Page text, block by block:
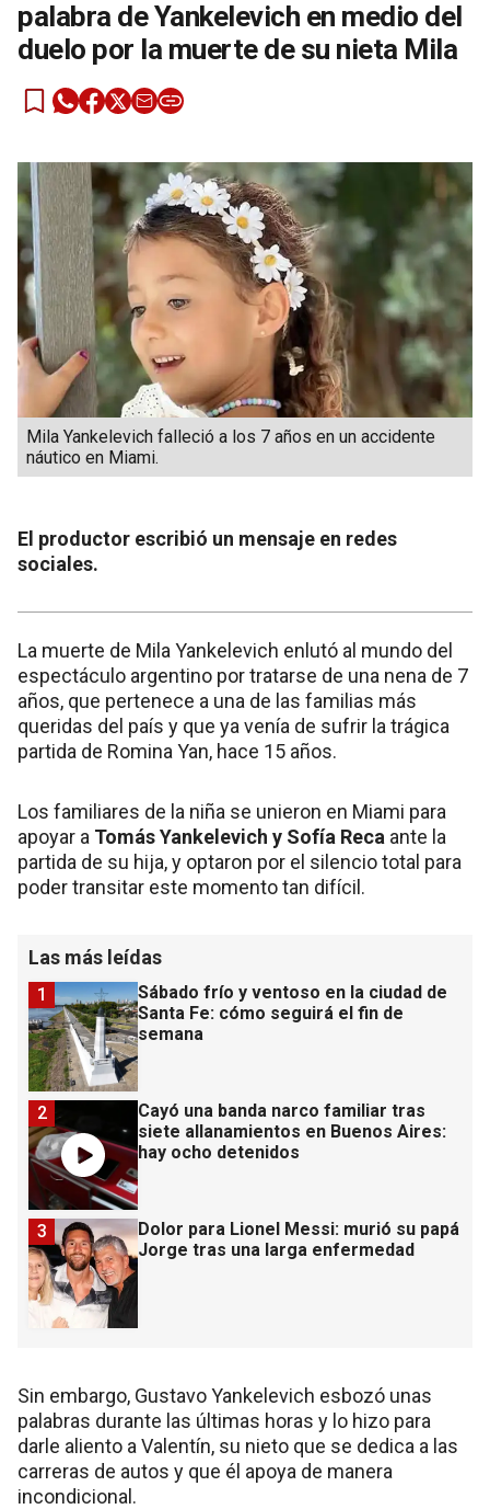
palabra de Yankelevich en medio del
duelo por la muerte de su nieta Mila
Mila Yankelevich falleció a los 7 años en un accidente
náutico en Miami.
El productor escribió un mensaje en redes
sociales.
La muerte de Mila Yankelevich enlutó al mundo del
espectáculo argentino por tratarse de una nena de 7
años, que pertenece a una de las familias más
queridas del país y que ya venía de sufrir la trágica
partida de Romina Yan, hace 15 años.
Los familiares de la niña se unieron en Miami para
apoyar a Tomás Yankelevich y Sofía Reca ante la
partida de su hija, y optaron por el silencio total para
poder transitar este momento tan difícil.
Las más leídas
Sábado frío y ventoso en la ciudad de
Santa Fe: cómo seguirá el fin de
semana
1
Cayó una banda narco familiar tras
siete allanamientos en Buenos Aires:
hay ocho detenidos
2
Dolor para Lionel Messi: murió su papá
Jorge tras una larga enfermedad
3
Sin embargo, Gustavo Yankelevich esbozó unas
palabras durante las últimas horas y lo hizo para
darle aliento a Valentín, su nieto que se dedica a las
carreras de autos y que él apoya de manera
incondicional.